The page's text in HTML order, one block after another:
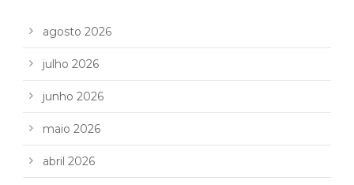
agosto 2026
julho 2026
junho 2026
maio 2026
abril 2026